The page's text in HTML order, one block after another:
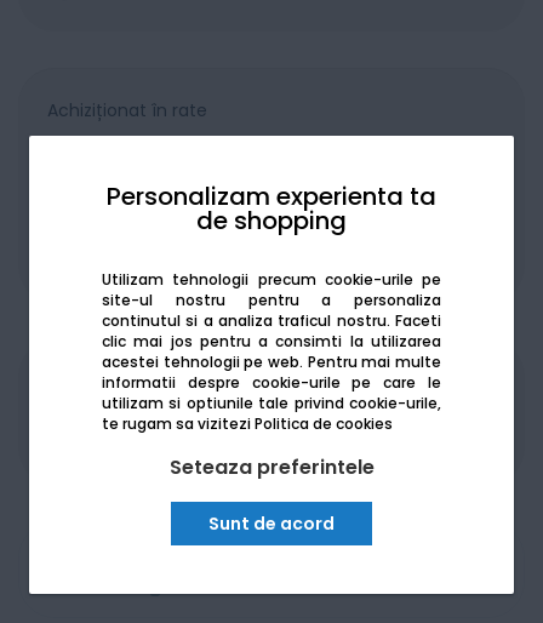
Personalizam experienta ta
de shopping
Utilizam tehnologii precum cookie-urile pe
site-ul nostru pentru a personaliza
continutul si a analiza traficul nostru. Faceti
clic mai jos pentru a consimti la utilizarea
acestei tehnologii pe web. Pentru mai multe
informatii despre cookie-urile pe care le
utilizam si optiunile tale privind cookie-urile,
te rugam sa viziteziPolitica de cookies
Seteaza preferintele
Sunt de acord
Achiziționat în rate
Produsele sunt disponibile pe platforma de
achizitii publiceSEAP/SICAP